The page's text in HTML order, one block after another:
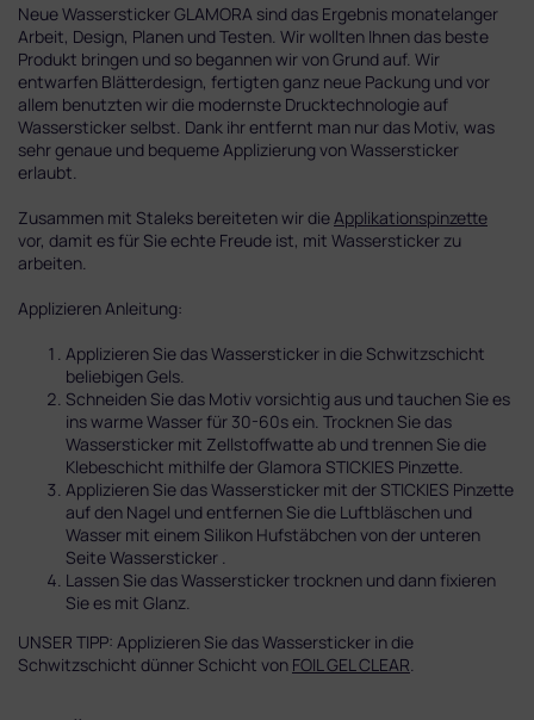
Neue Wassersticker GLAMORA sind das Ergebnis monatelanger
Arbeit, Design, Planen und Testen. Wir wollten Ihnen das beste
Produkt bringen und so begannen wir von Grund auf. Wir
entwarfen Blätterdesign, fertigten ganz neue Packung und vor
allem benutzten wir die modernste Drucktechnologie auf
Wassersticker selbst. Dank ihr entfernt man nur das Motiv, was
sehr genaue und bequeme Applizierung von Wassersticker
erlaubt.
Zusammen mit Staleks bereiteten wir die Applikationspinzette
vor, damit es für Sie echte Freude ist, mit Wassersticker zu
arbeiten.
Applizieren Anleitung:
Applizieren Sie das Wassersticker in die Schwitzschicht
beliebigen Gels.
Schneiden Sie das Motiv vorsichtig aus und tauchen Sie es
ins warme Wasser für 30-60s ein. Trocknen Sie das
Wassersticker mit Zellstoffwatte ab und trennen Sie die
Klebeschicht mithilfe der Glamora STICKIES Pinzette.
Applizieren Sie das Wassersticker mit der STICKIES Pinzette
auf den Nagel und entfernen Sie die Luftbläschen und
Wasser mit einem Silikon Hufstäbchen von der unteren
Seite Wassersticker .
Lassen Sie das Wassersticker trocknen und dann fixieren
Sie es mit Glanz.
UNSER TIPP: Applizieren Sie das Wassersticker in die
Schwitzschicht dünner Schicht von FOIL GEL CLEAR